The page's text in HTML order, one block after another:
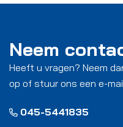
Neem
Heeft u vragen? Neem
op of stuur ons een e-
045-5441835